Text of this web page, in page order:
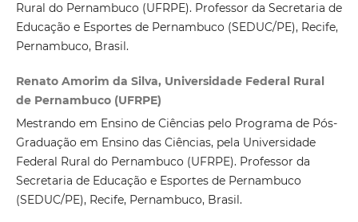
Rural do Pernambuco (UFRPE). Professor da Secretaria de
Educação e Esportes de Pernambuco (SEDUC/PE), Recife,
Pernambuco, Brasil.
Renato Amorim da Silva, Universidade Federal Rural
de Pernambuco (UFRPE)
Mestrando em Ensino de Ciências pelo Programa de Pós-
Graduação em Ensino das Ciências, pela Universidade
Federal Rural do Pernambuco (UFRPE). Professor da
Secretaria de Educação e Esportes de Pernambuco
(SEDUC/PE), Recife, Pernambuco, Brasil.